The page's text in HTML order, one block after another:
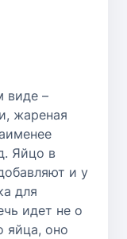
виде –
жареная
Яйцо в
и у
для
идет не о
яйца, оно